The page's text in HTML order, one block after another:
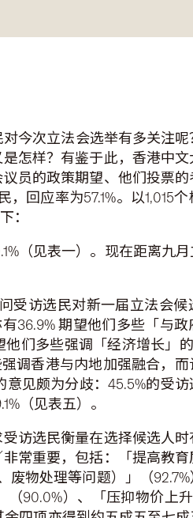
今次立法会选举有多关注
怎样？有鉴于此，香港中
员的政策期望、他们投票
回应率为57.1%。以1,015
：
（见表一）。现在距离九
受访选民对新一届立法会候
36.9% 期望他们多些「与
们多些强调「经济增长」
调香港与内地加强融合，
见颇为分歧：45.5%的受
（见表五）。
访选民衡量在选择候选人
常重要，包括：「提高教
物处理等问题）」（
90.0%）、「压抑物价上升